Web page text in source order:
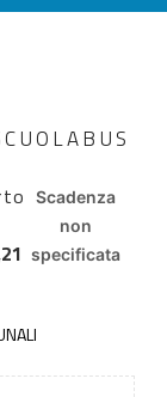
Scadenza
non
specificata